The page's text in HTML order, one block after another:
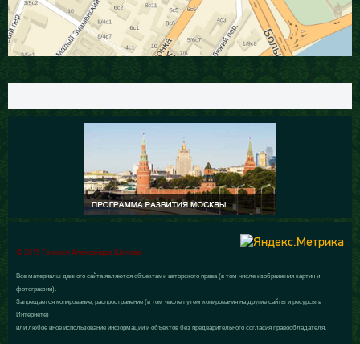
© 2015 Галерея Александра Шилова
Все материалы данного сайта являются объектами авторского права (в том числе изображения картин и
фотографии).
Запрещается копирование, распространение (в том числе путем копирования на другие сайты и ресурсы в
Интернете)
или любое иное использование информации и объектов без предварительного согласия правообладателя.